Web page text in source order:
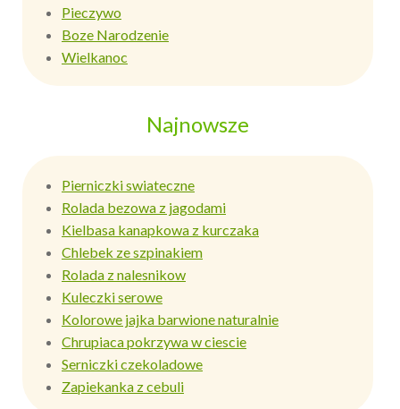
Pieczywo
Boze Narodzenie
Wielkanoc
Najnowsze
Pierniczki swiateczne
Rolada bezowa z jagodami
Kielbasa kanapkowa z kurczaka
Chlebek ze szpinakiem
Rolada z nalesnikow
Kuleczki serowe
Kolorowe jajka barwione naturalnie
Chrupiaca pokrzywa w ciescie
Serniczki czekoladowe
Zapiekanka z cebuli